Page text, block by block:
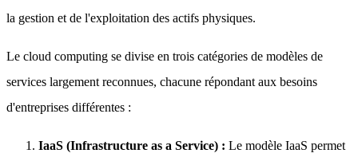
la gestion et de l'exploitation des actifs physiques.
Le cloud computing se divise en trois catégories de modèles de
services largement reconnues, chacune répondant aux besoins
d'entreprises différentes :
IaaS (Infrastructure as a Service) : Le modèle IaaS permet